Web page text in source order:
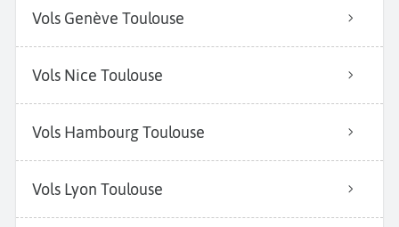
Vols Genève Toulouse
Vols Nice Toulouse
Vols Hambourg Toulouse
Vols Lyon Toulouse